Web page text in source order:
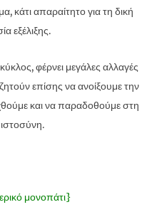
κάτι απαραίτητο για τη δική
εξέλιξης.
φέρνει μεγάλες αλλαγές
επίσης να ανοίξουμε την
και να παραδοθούμε στη
μονοπάτι}